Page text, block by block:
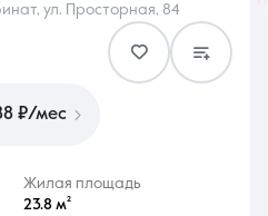
00-00
08:30 до 20:00
ул. Просторная, 84
₽/мес
Жилая площадь
23.8 м²